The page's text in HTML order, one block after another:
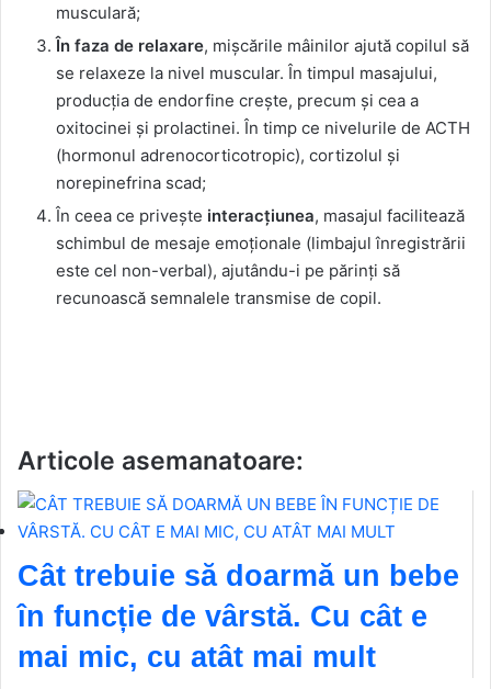
musculară;
În faza de relaxare, mișcările mâinilor ajută copilul să
se relaxeze la nivel muscular. În timpul masajului,
producția de endorfine crește, precum și cea a
oxitocinei și prolactinei. În timp ce nivelurile de ACTH
(hormonul adrenocorticotropic), cortizolul și
norepinefrina scad;
În ceea ce privește interacțiunea, masajul facilitează
schimbul de mesaje emoționale (limbajul înregistrării
este cel non-verbal), ajutându-i pe părinți să
recunoască semnalele transmise de copil.
Articole asemanatoare:
Cât trebuie să doarmă un bebe
în funcție de vârstă. Cu cât e
mai mic, cu atât mai mult